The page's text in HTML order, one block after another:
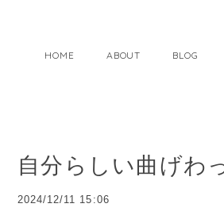
HOME ABOUT BLOG
自分らしい曲げわ
2024/12/11 15:06